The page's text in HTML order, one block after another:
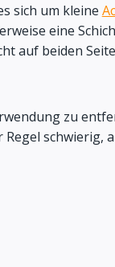
sich um kleine
eine
auf beiden
zu
schwierig,